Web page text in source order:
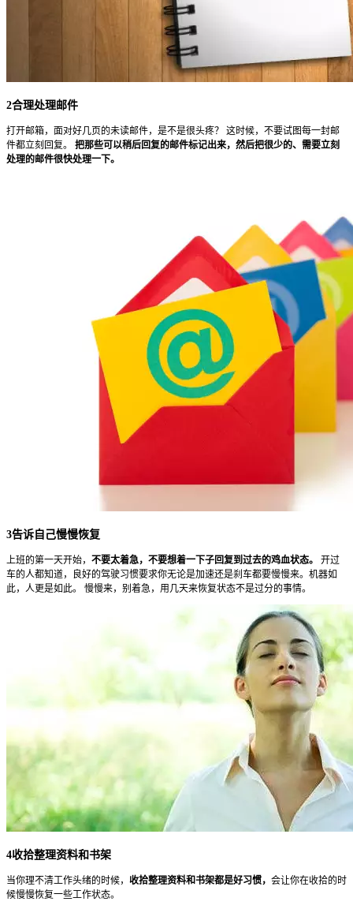
2合理处理邮件
打开邮箱，面对好几页的未读邮件，是不是很头疼？ 这时候，不要试图每一封邮
件都立刻回复。 把那些可以稍后回复的邮件标记出来，然后把很少的、需要立刻
处理的邮件很快处理一下。
3告诉自己慢慢恢复
上班的第一天开始， 不要太着急，不要想着一下子回复到过去的鸡血状态。
开过
车的人都知道，良好的驾驶习惯要求你无论是加速还是刹车都要慢慢来。机器如
此，人更是如此。 慢慢来，别着急，用几天来恢复状态不是过分的事情。
4收拾整理资料和书架
当你理不清工作头绪的时候， 收拾整理资料和书架都是好习惯， 会让你在收拾的时
候慢慢恢复一些工作状态。